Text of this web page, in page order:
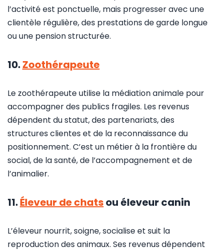
l’activité est ponctuelle, mais progresser avec une
clientèle régulière, des prestations de garde longue
ou une pension structurée.
10.Zoothérapeute
Le zoothérapeute utilise la médiation animale pour
accompagner des publics fragiles. Les revenus
dépendent du statut, des partenariats, des
structures clientes et de la reconnaissance du
positionnement. C’est un métier à la frontière du
social, de la santé, de l’accompagnement et de
l’animalier.
11.Éleveur de chatsou éleveur canin
L’éleveur nourrit, soigne, socialise et suit la
reproduction des animaux. Ses revenus dépendent